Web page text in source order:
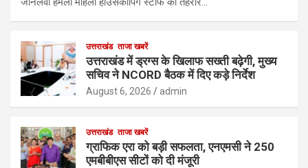
उत्तराखंड ताजा खबरें
उत्तराखंड में ड्रग्स के खिलाफ सख्ती बढ़ेगी, मुख्य
सचिव ने NCORD बैठक में दिए कड़े निर्देश
August 6, 2026 admin
उत्तराखंड ताजा खबरें
ग्राफिक एरा को बड़ी सफलता, एनएमसी ने 250
एमबीबीएस सीटों को दी मंजूरी